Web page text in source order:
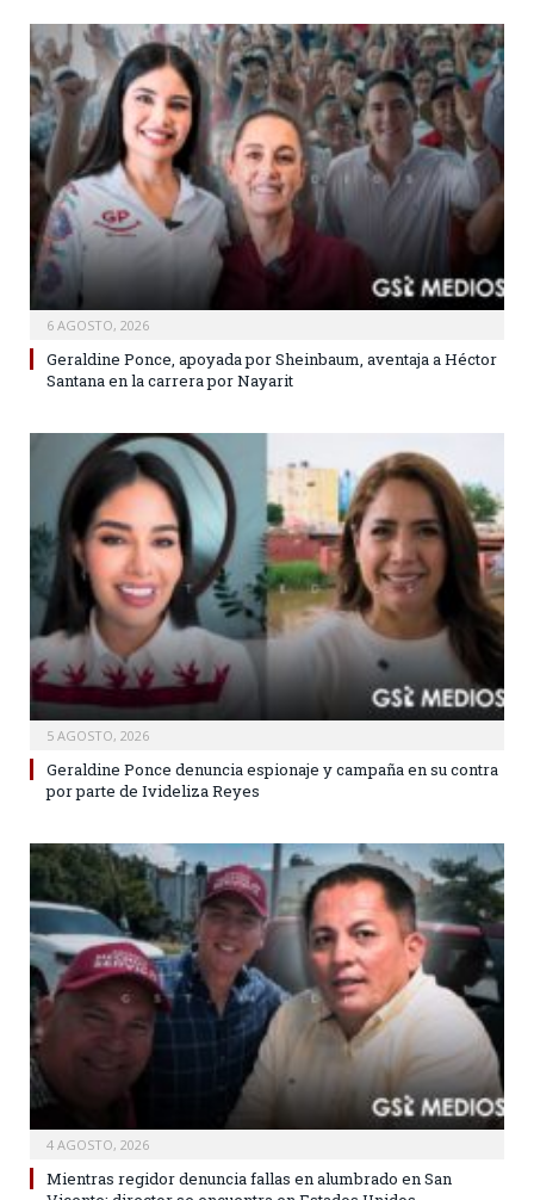
6 AGOSTO, 2026
Geraldine Ponce, apoyada por Sheinbaum, aventaja a Héctor
Santana en la carrera por Nayarit
5 AGOSTO, 2026
Geraldine Ponce denuncia espionaje y campaña en su contra
por parte de Ivideliza Reyes
4 AGOSTO, 2026
Mientras regidor denuncia fallas en alumbrado en San